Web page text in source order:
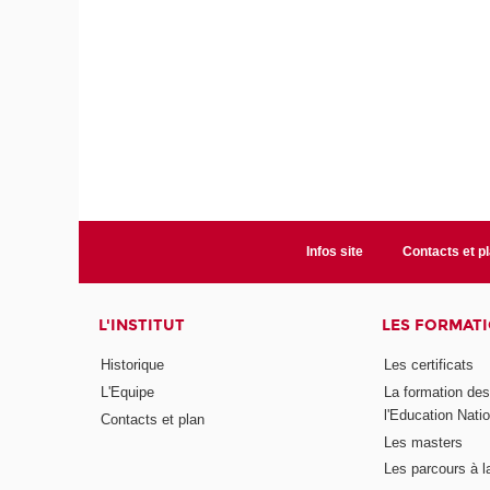
Infos site Contacts et
L'INSTITUT
Historique
L'Equipe
Contacts et plan
LES
Les certificats
La formation
l'Education
Les masters
Les parcours à